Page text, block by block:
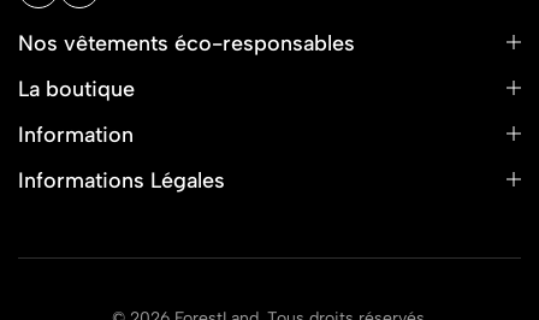
Nos vêtements éco-responsables
La boutique
Information
Informations Légales